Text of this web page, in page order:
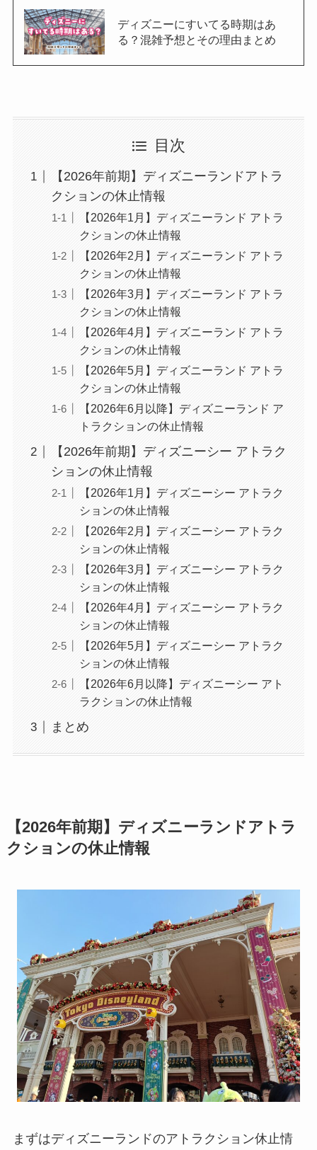
ディズニーにすいてる時期はあ
る？混雑予想とその理由まとめ
目次
【2026年前期】ディズニーランドアトラ
クションの休止情報
【2026年1月】ディズニーランド アトラ
クションの休止情報
【2026年2月】ディズニーランド アトラ
クションの休止情報
【2026年3月】ディズニーランド アトラ
クションの休止情報
【2026年4月】ディズニーランド アトラ
クションの休止情報
【2026年5月】ディズニーランド アトラ
クションの休止情報
【2026年6月以降】ディズニーランド ア
トラクションの休止情報
【2026年前期】ディズニーシー アトラク
ションの休止情報
【2026年1月】ディズニーシー アトラク
ションの休止情報
【2026年2月】ディズニーシー アトラク
ションの休止情報
【2026年3月】ディズニーシー アトラク
ションの休止情報
【2026年4月】ディズニーシー アトラク
ションの休止情報
【2026年5月】ディズニーシー アトラク
ションの休止情報
【2026年6月以降】ディズニーシー アト
ラクションの休止情報
まとめ
【2026年前期】ディズニーランドアトラ
クションの休止情報
まずはディズニーランドのアトラクション休止情